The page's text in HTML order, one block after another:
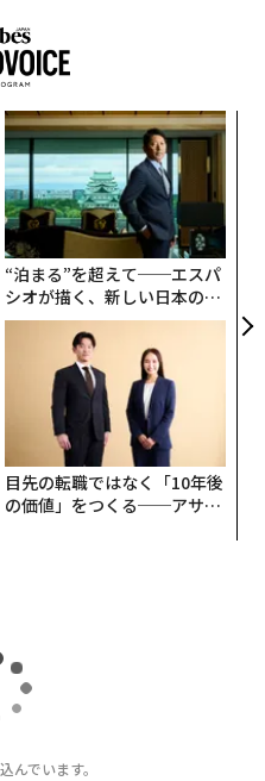
“泊まる”を超えて──エスパ
シオが描く、新しい日本のラ
グジュアリー（前編）
目先の転職ではなく「10年後
の価値」をつくる──アサイ
んでいます。